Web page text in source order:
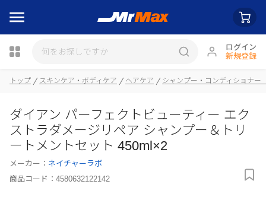
ログイン
新規登録
瓶詰
トップ スキンケア・ボディケア ヘアケア シャンプー・コンディショナー
ダイアン パーフェクトビューティー エク
ストラダメージリペア シャンプー＆トリ
ートメントセット 450ml×2
メーカー： ネイチャーラボ
商品コード： 4580632122142